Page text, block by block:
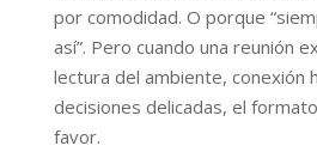
por comodidad. O porque
así”. Pero cuando una reunión
lectura del ambiente, conexión
decisiones delicadas, el
favor.